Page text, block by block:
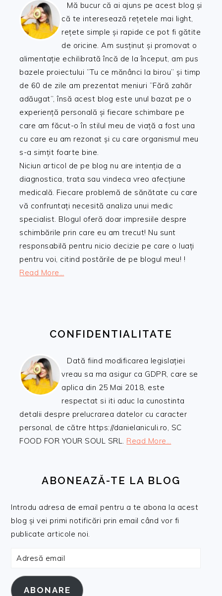
Mă bucur că ai ajuns pe acest blog și
că te interesează rețetele mai light,
rețete simple și rapide ce pot fi gătite
de oricine. Am susținut și promovat o
alimentație echilibrată încă de la început, am pus
bazele proiectului ”Tu ce mănânci la birou” și timp
de 60 de zile am prezentat meniuri ”Fără zahăr
adăugat”, însă acest blog este unul bazat pe o
experiență personală și fiecare schimbare pe
care am făcut-o în stilul meu de viață a fost una
cu care eu am rezonat și cu care organismul meu
s-a simțit foarte bine.
Niciun articol de pe blog nu are intenția de a
diagnostica, trata sau vindeca vreo afecțiune
medicală. Fiecare problemă de sănătate cu care
vă confruntați necesită analiza unui medic
specialist. Blogul oferă doar impresiile despre
schimbările prin care eu am trecut! Nu sunt
responsabilă pentru nicio decizie pe care o luați
pentru voi, citind postările de pe blogul meu! !
Read More…
CONFIDENTIALITATE
Dată fiind modificarea legislației
vreau sa ma asigur ca GDPR, care se
aplica din 25 Mai 2018, este
respectat si iti aduc la cunostinta
detalii despre prelucrarea datelor cu caracter
personal, de către https://danielaniculi.ro, SC
FOOD FOR YOUR SOUL SRL. Read More…
ABONEAZĂ-TE LA BLOG
Introdu adresa de email pentru a te abona la acest
blog și vei primi notificări prin email când vor fi
publicate articole noi.
Adresă
ABONARE